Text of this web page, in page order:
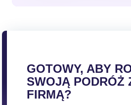
GOTOWY, ABY
SWOJĄ PODRÓŻ
FIRMĄ?